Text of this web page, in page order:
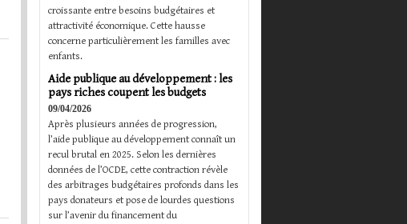
croissante entre besoins budgétaires et
attractivité économique. Cette hausse
concerne particulièrement les familles avec
enfants.
Aide publique au développement : les
pays riches coupent les budgets
09/04/2026
Après plusieurs années de progression,
l’aide publique au développement connaît un
recul brutal en 2025. Selon les dernières
données de l’OCDE, cette contraction révèle
des arbitrages budgétaires profonds dans les
pays donateurs et pose de lourdes questions
sur l’avenir du financement du